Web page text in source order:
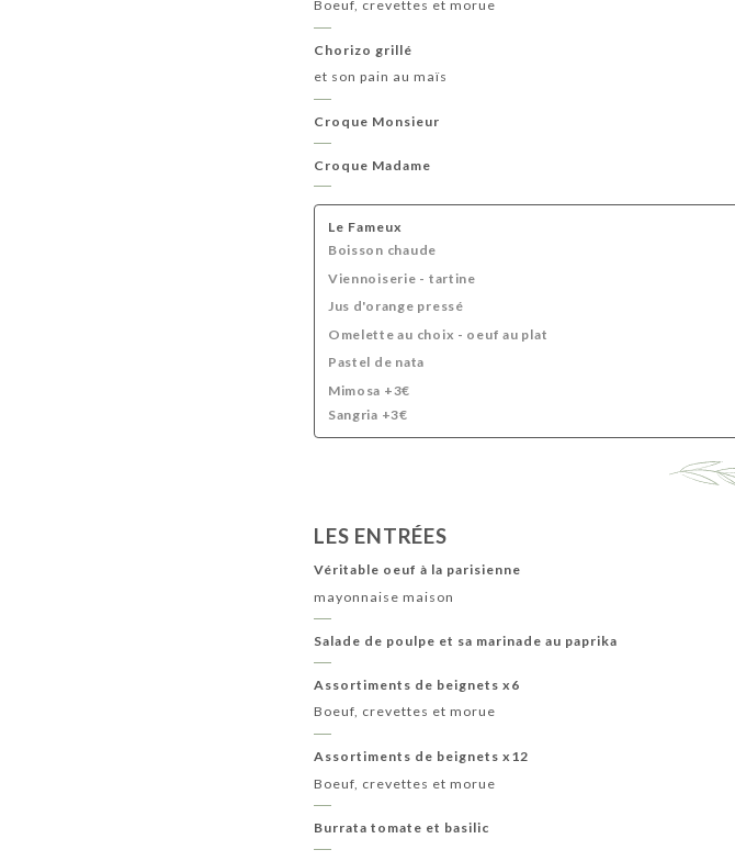
Boeuf, crevettes et morue
Chorizo grillé
et son pain au maïs
Croque Monsieur
Croque Madame
Le Fameux
Boisson chaude
Viennoiserie - tartine
Jus d'orange pressé
Omelette au choix - oeuf au plat
Pastel de nata
Mimosa +3€
Sangria +3€
LES ENTRÉES
Véritable oeuf à la parisienne
mayonnaise maison
Salade de poulpe et sa marinade au paprika
Assortiments de beignets x6
Boeuf, crevettes et morue
Assortiments de beignets x12
Boeuf, crevettes et morue
Burrata tomate et basilic